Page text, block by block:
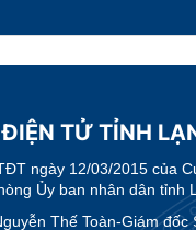
TỬ TỈNH
ngày 12/03/2015 của
Ủy ban nhân dân tỉnh
Thế Toàn-Giám đốc